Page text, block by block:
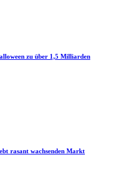
zu über 1,5 Milliarden
rasant wachsenden Markt